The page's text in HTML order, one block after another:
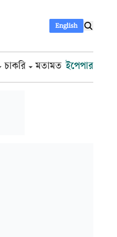
English
চাকরি মতামত ইপেপার